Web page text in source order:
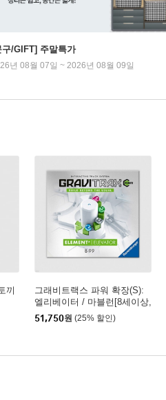
구/GIFT] 주말특가
년 08월 07일 ~ 2026년 08월 09일
끼
그래비트랙스 파워 확장(S):
엘리베이터 / 마블런[8세이상,
1인이상]
51,750원 (25% 할인)